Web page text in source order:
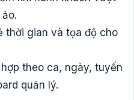
thời gian và tọa độ cho
theo ca, ngày, tuyến
quản lý.